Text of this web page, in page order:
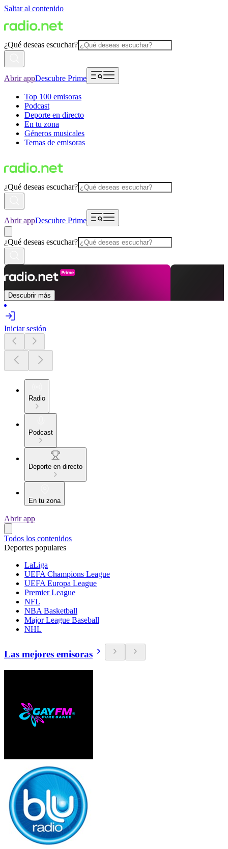
Saltar al contenido
¿Qué deseas escuchar?
Abrir appDescubre Prime
Top 100 emisoras
Podcast
Deporte en directo
En tu zona
Géneros musicales
Temas de emisoras
¿Qué deseas escuchar?
Abrir appDescubre Prime
¿Qué deseas escuchar?
Descubrir más
Iniciar sesión
Radio
Podcast
Deporte en directo
En tu zona
Abrir app
Todos los contenidos
Deportes populares
LaLiga
UEFA Champions League
UEFA Europa League
Premier League
NFL
NBA Basketball
Major League Baseball
NHL
Las mejores emisoras